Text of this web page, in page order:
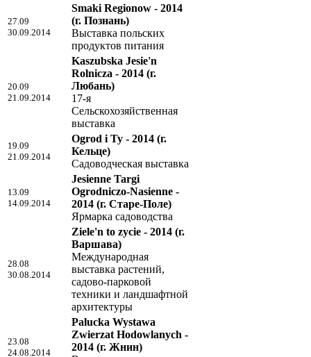
27.09
30.09.2014
Smaki Regionow - 2014
(г. Познань)
Выставка польских
продуктов питания
20.09
21.09.2014
Kaszubska Jesie'n
Rolnicza - 2014 (г.
Любань)
17-я
Сельскохозяйственная
выставка
19.09
21.09.2014
Ogrod i Ty - 2014 (г.
Кельце)
Садоводческая выставка
13.09
14.09.2014
Jesienne Targi
Ogrodniczo-Nasienne -
2014 (г. Старе-Поле)
Ярмарка садоводства
28.08
30.08.2014
Ziele'n to zycie - 2014 (г.
Варшава)
Международная
выставка растений,
садово-парковой
техники и ландшафтной
архитектуры
23.08
24.08.2014
Palucka Wystawa
Zwierzat Hodowlanych -
2014 (г. Жнин)